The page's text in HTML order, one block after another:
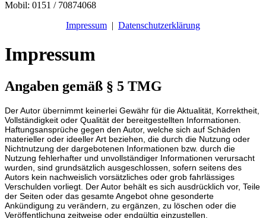
Mobil: 0151 / 70874068
Impressum | Datenschutzerklärung
Impressum
Angaben gemäß § 5 TMG
Der Autor übernimmt keinerlei Gewähr für die Aktualität, Korrektheit,
Vollständigkeit oder Qualität der bereitgestellten Informationen.
Haftungsansprüche gegen den Autor, welche sich auf Schäden
materieller oder ideeller Art beziehen, die durch die Nutzung oder
Nichtnutzung der dargebotenen Informationen bzw. durch die
Nutzung fehlerhafter und unvollständiger Informationen verursacht
wurden, sind grundsätzlich ausgeschlossen, sofern seitens des
Autors kein nachweislich vorsätzliches oder grob fahrlässiges
Verschulden vorliegt. Der Autor behält es sich ausdrücklich vor, Teile
der Seiten oder das gesamte Angebot ohne gesonderte
Ankündigung zu verändern, zu ergänzen, zu löschen oder die
Veröffentlichung zeitweise oder endgültig einzustellen.